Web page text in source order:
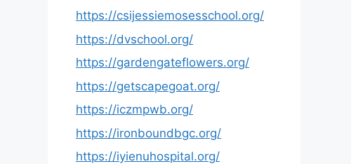
https://csijessiemosesschool.org/
https://dvschool.org/
https://gardengateflowers.org/
https://getscapegoat.org/
https://iczmpwb.org/
https://ironboundbgc.org/
https://iyienuhospital.org/